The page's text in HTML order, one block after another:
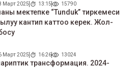
Март 2025 13:15 15790
тиркемеси
кантип каттоо керек. Жол-
Март 2025 16:26 13024
трансформация. 2024-